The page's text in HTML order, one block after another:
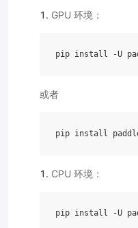
GPU 环境：
pip install -U
或者
pip install
CPU 环境：
pip install -U